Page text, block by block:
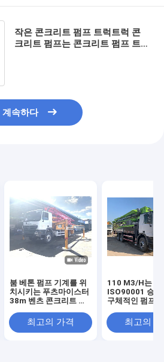
작은 콘크리트 펌프 트럭트럭 콘
크리트 펌프는 콘크리트 펌프 트
계속하다
붐 베톤 펌프 기계를 위
치시키는 푸츠마이스터
38m 벤츠 콘크리트 기
펌프 트럭을 사용했습니
다
최고의 가격
110 M3/H는
ISO90001 승인
구체적인 펌프
최고의